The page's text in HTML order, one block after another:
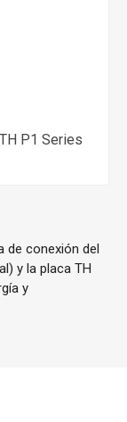
P1 Series
de conexión del
y la placa TH
y